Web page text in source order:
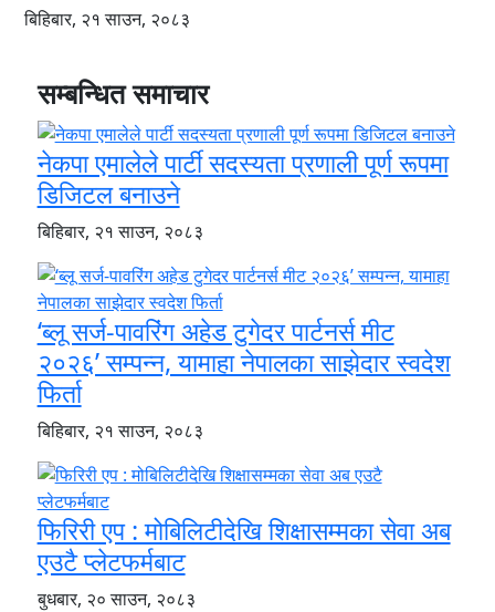
बिहिबार, २१ साउन, २०८३
सम्बन्धित समाचार
नेकपा एमालेले पार्टी सदस्यता प्रणाली पूर्ण रूपमा
डिजिटल बनाउने
बिहिबार, २१ साउन, २०८३
‘ब्लू सर्ज-पावरिंग अहेड टुगेदर पार्टनर्स मीट
२०२६’ सम्पन्न, यामाहा नेपालका साझेदार स्वदेश
फिर्ता
बिहिबार, २१ साउन, २०८३
फिरिरी एप : मोबिलिटीदेखि शिक्षासम्मका सेवा अब
एउटै प्लेटफर्मबाट
बुधबार, २० साउन, २०८३